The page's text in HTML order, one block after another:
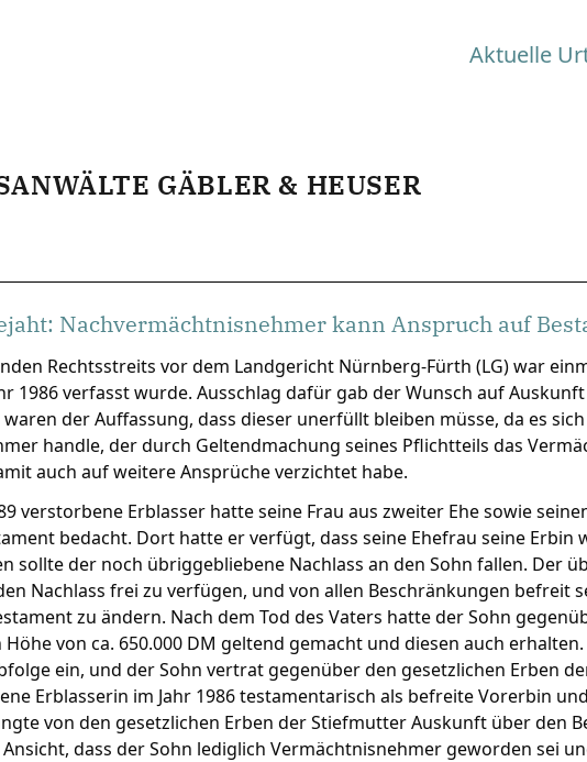
Aktuelle
GÄBLER & HEUSER
Nachvermächtnisnehmer kann Anspruch auf
Rechtsstreits vor dem Landgericht Nürnberg-Fürth (LG) war
1986 verfasst wurde. Ausschlag dafür gab der Wunsch auf
waren der Auffassung, dass dieser unerfüllt bleiben müsse, da es
handle, der durch Geltendmachung seines Pflichtteils das
auch auf weitere Ansprüche verzichtet habe.
verstorbene Erblasser hatte seine Frau aus zweiter Ehe sowie
bedacht. Dort hatte er verfügt, dass seine Ehefrau seine Erbin
sollte der noch übriggebliebene Nachlass an den Sohn fallen. Der
Nachlass frei zu verfügen, und von allen Beschränkungen befreit
zu ändern. Nach dem Tod des Vaters hatte der Sohn
von ca. 650.000 DM geltend gemacht und diesen auch
ein, und der Sohn vertrat gegenüber den gesetzlichen Erben
Erblasserin im Jahr 1986 testamentarisch als befreite Vorerbin
von den gesetzlichen Erben der Stiefmutter Auskunft über den
dass der Sohn lediglich Vermächtnisnehmer geworden sei